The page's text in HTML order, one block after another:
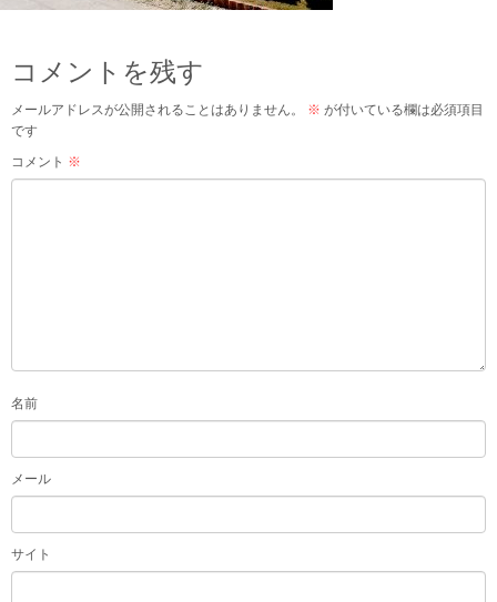
コメントを残す
メールアドレスが公開されることはありません。 ※ が付いている欄は必須項目
です
コメント ※
名前
メール
サイト